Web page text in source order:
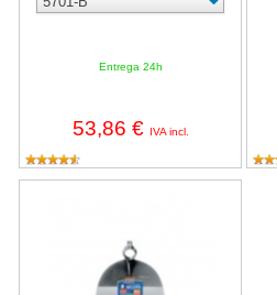
Entrega 24h
53,86 € IVA incl.